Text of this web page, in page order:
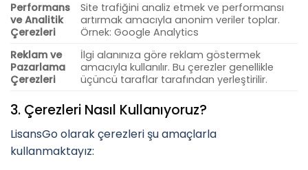
Performans
ve Analitik
Çerezleri
Site trafiğini analiz etmek ve performansı
artırmak amacıyla anonim veriler toplar.
Örnek: Google Analytics
Reklam ve
Pazarlama
Çerezleri
İlgi alanınıza göre reklam göstermek
amacıyla kullanılır. Bu çerezler genellikle
üçüncü taraflar tarafından yerleştirilir.
3. Çerezleri Nasıl Kullanıyoruz?
LisansGo olarak çerezleri şu amaçlarla
kullanmaktayız: